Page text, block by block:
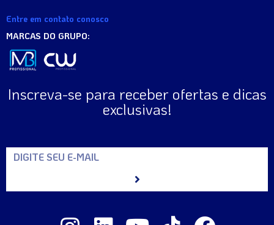
Entre em contato conosco
MARCAS DO GRUPO:
Inscreva-se para receber ofertas e dicas
exclusivas!